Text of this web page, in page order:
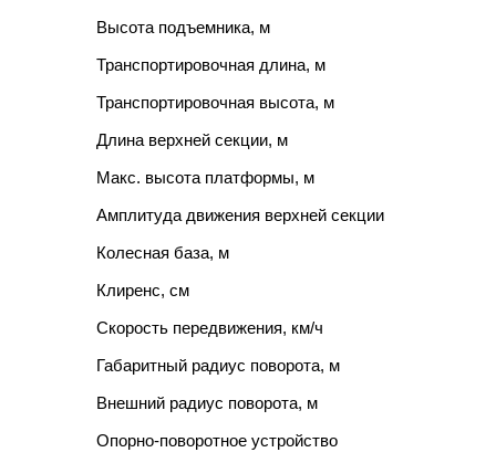
Высота подъемника, м
Транспортировочная длина, м
Транспортировочная высота, м
Длина верхней секции, м
Макс. высота платформы, м
Амплитуда движения верхней секции
Колесная база, м
Клиренс, см
Скорость передвижения, км/ч
Габаритный радиус поворота, м
Внешний радиус поворота, м
Опорно-поворотное устройство